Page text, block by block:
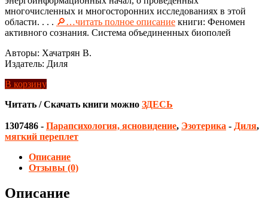
многочисленных и многосторонних исследованиях в этой
области. . . . 🔎…читать полное описание книги: Феномен
активного сознания. Система объединенных биополей
Авторы: Хачатрян В.
Издатель: Диля
В корзину
Читать / Скачать книги можно ЗДЕСЬ
1307486 - Парапсихология, ясновидение, Эзотерика - Диля,
мягкий переплет
Описание
Отзывы (0)
Описание